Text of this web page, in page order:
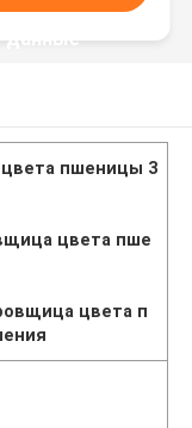
данные
пшеницы 3
цвета пше
цвета п